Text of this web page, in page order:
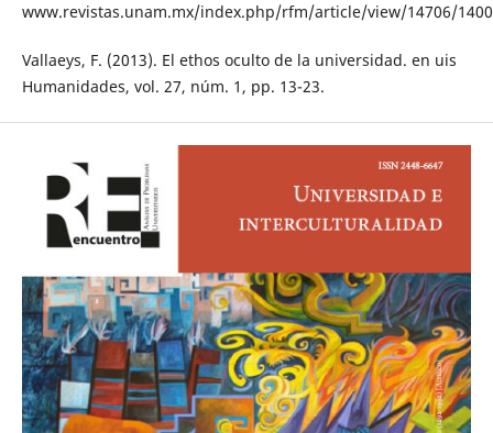
www.revistas.unam.mx/index.php/rfm/article/view/14706/
Vallaeys, F. (2013). El ethos oculto de la universidad. en uis
Humanidades, vol. 27, núm. 1, pp. 13-23.